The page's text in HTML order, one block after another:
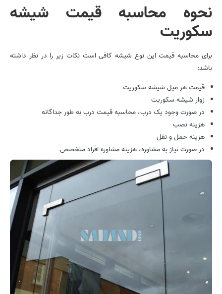
نحوه محاسبه قیمت شیشه
سکوریت
برای محاسبه قیمت این نوع شیشه کافی است نکات زیر را در نظر داشته
باشد:
قیمت هر میل شیشه سکوریت
زوار شیشه سکوریت
در صورت وجود یک درب، محاسبه قیمت درب به طور جداگانه
هزینه نصب
هزینه حمل و نقل
در صورت نیاز به مشاوره،‌ هزینه مشاوره افراد متخصص